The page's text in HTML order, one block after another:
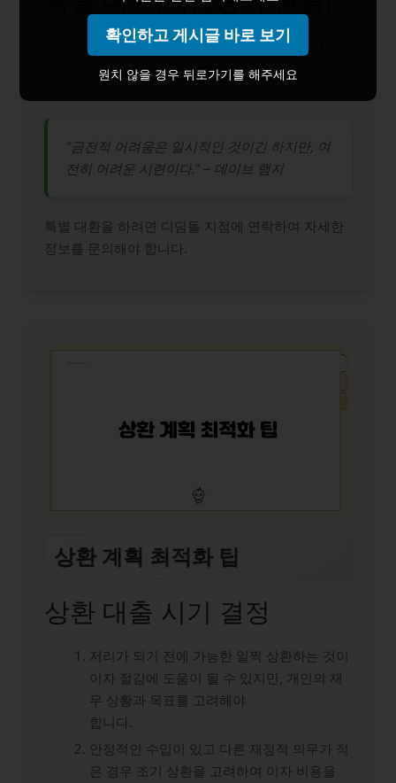
특별 대환은 구체적인 사유(예: 손실, 장애, 실업)로
인해 디딤돌 대출을 상환할 능력이 저하된 경우에 가
“금전적 어려움은 일시적인 것이긴 하지만, 여
전히 어려운 시련이다.” – 데이브 램지
특별 대환을 하려면 디딤돌 지점에 연락하여 자세한
정보를 문의해야 합니다.
상환 계획 최적화 팁
상환 대출 시기 결정
저리가 되기 전에 가능한 일찍 상환하는 것이
이자 절감에 도움이 될 수 있지만, 개인의 재
무 상황과 목표를 고려해야
합니다.
안정적인 수입이 있고 다른 재정적 의무가 적
은 경우 조기 상환을 고려하여 이자 비용을
확인하고 게시글 바로 보기
원치 않을 경우 뒤로가기를 해주세요